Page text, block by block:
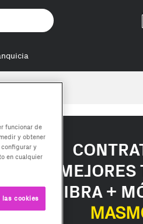
MEJORES
FIBRA +
funcionar de
y obtener
y
en cualquier
cookies